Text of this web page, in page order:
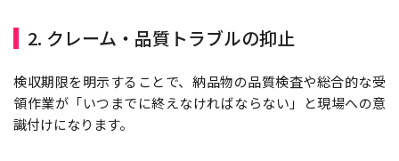
2. クレーム・品質トラブルの抑止
検収期限を明示することで、納品物の品質検査や総合的な受
領作業が「いつまでに終えなければならない」と現場への意
識付けになります。